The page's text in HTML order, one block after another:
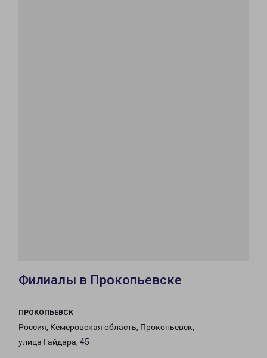
Филиалы в Прокопьевске
ПРОКОПЬЕВСК
Россия, Кемеровская область, Прокопьевск,
улица Гайдара, 45